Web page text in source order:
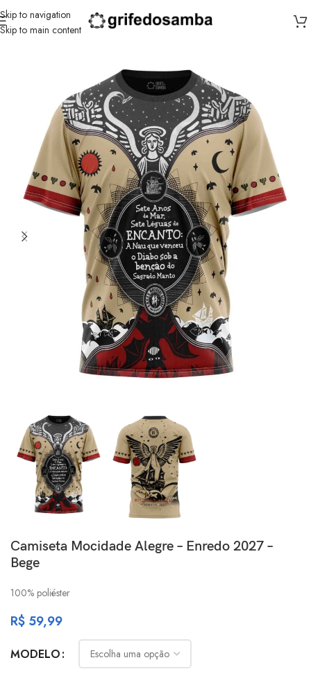
Skip to navigation
Skip to main content
Início/Mocidade Alegre
Camiseta Mocidade Alegre – Enredo 2027 –
Bege
100% poliéster
R$ 59,99
MODELO